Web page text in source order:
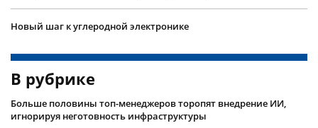
Новый шаг к углеродной электронике
В рубрике
Больше половины топ-менеджеров торопят внедрение ИИ,
игнорируя неготовность инфраструктуры